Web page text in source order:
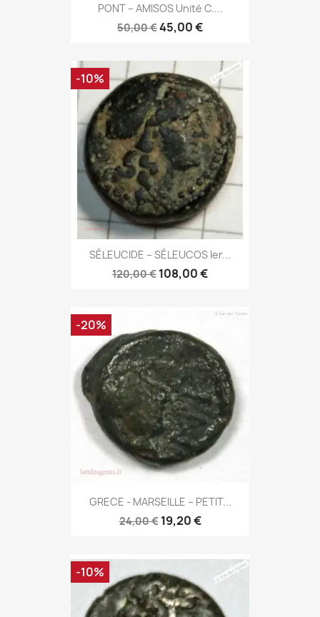
PONT – AMISOS Unité C....
50,00 €45,00 €
SÉLEUCIDE – SÉLEUCOS Ier...
120,00 € 108,00 €
-10%
GRECE - MARSEILLE – PETIT...
24,00 € 19,20 €
-20%
-10%